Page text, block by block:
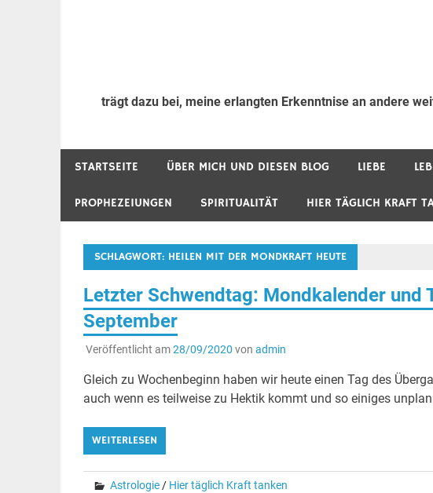
trägt dazu bei, meine erlangten Erkenntnise an andere
STARTSEITE ÜBER MICH UND DIESEN BLOG LIEBE
PROPHEZEIUNGEN SPIRITUALITÄT HIER TÄGLICH KRAFT
SCHLAGWORT: HEILEN MIT DER MONDKRAFT HEUTE
Letzter Schwendtag: Mondkalender und
September
Veröffentlicht am28/09/2020 von admin
Gleich zu Wochenbeginn haben wir heute einen Tag des
auch wenn es teilweise zu Hektik kommt und so einiges
WEITERLESEN
Astrologie/ Hier täglich Kraft tanken